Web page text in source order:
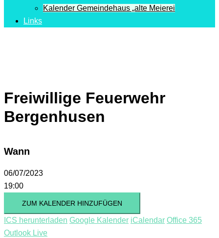
Kalender Gemeindehaus „alte Meierei
Links
Freiwillige Feuerwehr
Bergenhusen
Wann
06/07/2023
19:00
ZUM KALENDER HINZUFÜGEN
ICS herunterladen Google Kalender iCalendar Office 365
Outlook Live